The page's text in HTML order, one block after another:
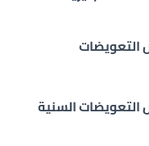
التعويضات
السنية